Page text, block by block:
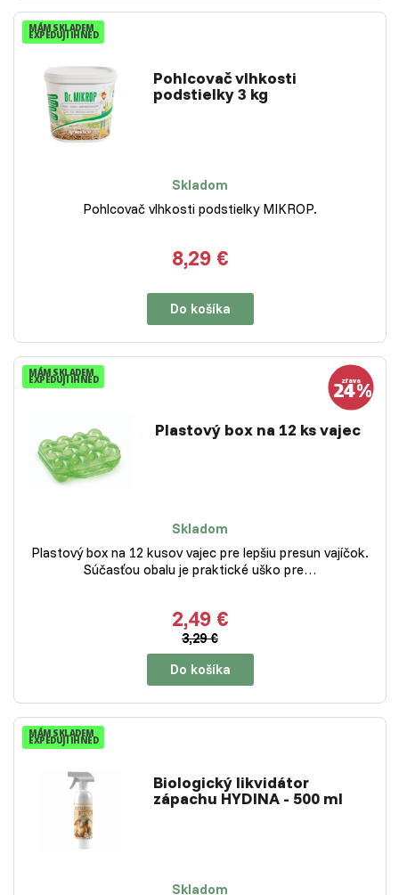
MÁM SKLADEM
EXPEDUJI IHNED
Pohlcovač vlhkosti
podstielky 3 kg
Skladom
Pohlcovač vlhkosti podstielky MIKROP.
8,29 €
Do košíka
MÁM SKLADEM
EXPEDUJI IHNED
Plastový box na 12 ks vajec
Skladom
Plastový box na 12 kusov vajec pre lepšiu presun vajíčok.
Súčasťou obalu je praktické uško pre…
2,49 €
3,29 €
Do košíka
MÁM SKLADEM
EXPEDUJI IHNED
Biologický likvidátor
zápachu HYDINA - 500 ml
Skladom